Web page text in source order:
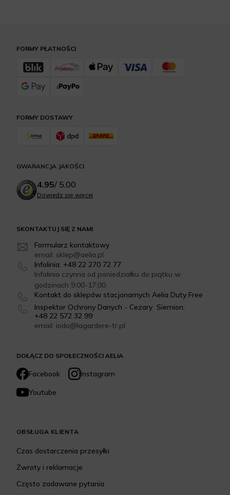
DOŁĄCZ DO SPOŁECZNOŚCI AELIA
Facebook
Instagram
Youtube
SKONTAKTUJ SIĘ Z NAMI
Formularz kontaktowy
email: sklep@aelia.pl
Infolinia: +48 22 270 72 77
Infolinia czynna od poniedziałku do piątku w
godzinach 9:00-17:00
Kontakt do sklepów stacjonarnych Aelia Duty Free
Inspektor Ochrony Danych - Cezary Siemion:
+48 22 572 32 99
email: iodo@lagardere-tr.pl
FORMY DOSTAWY
FORMY PŁATNOŚCI
OBSŁUGA KLIENTA
Czas dostarczenia przesyłki
Zwroty i reklamacje
Często zadawane pytania
GWARANCJA JAKOŚCI
4.95/ 5.00
Dowiedz się więcej